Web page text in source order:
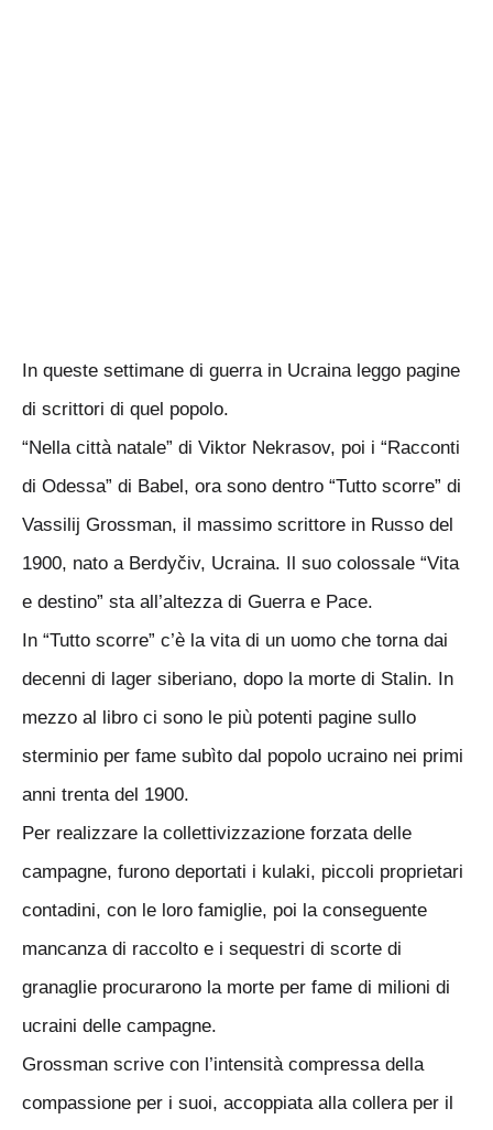
In queste settimane di guerra in Ucraina leggo pagine
di scrittori di quel popolo.
“Nella città natale” di Viktor Nekrasov, poi i “Racconti
di Odessa” di Babel, ora sono dentro “Tutto scorre” di
Vassilij Grossman, il massimo scrittore in Russo del
1900, nato a Berdyčiv, Ucraina. Il suo colossale “Vita
e destino” sta all’altezza di Guerra e Pace.
In “Tutto scorre” c’è la vita di un uomo che torna dai
decenni di lager siberiano, dopo la morte di Stalin. In
mezzo al libro ci sono le più potenti pagine sullo
sterminio per fame subìto dal popolo ucraino nei primi
anni trenta del 1900.
Per realizzare la collettivizzazione forzata delle
campagne, furono deportati i kulaki, piccoli proprietari
contadini, con le loro famiglie, poi la conseguente
mancanza di raccolto e i sequestri di scorte di
granaglie procurarono la morte per fame di milioni di
ucraini delle campagne.
Grossman scrive con l’intensità compressa della
compassione per i suoi, accoppiata alla collera per il